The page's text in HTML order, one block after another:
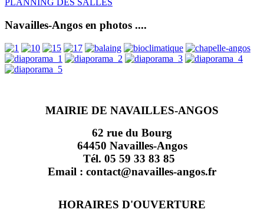
PLANNING DES SALLES
Navailles-Angos en photos ....
MAIRIE DE NAVAILLES-ANGOS
62 rue du Bourg
64450 Navailles-Angos
Tél. 05 59 33 83 85
Email : contact@navailles-angos.fr
HORAIRES D'OUVERTURE